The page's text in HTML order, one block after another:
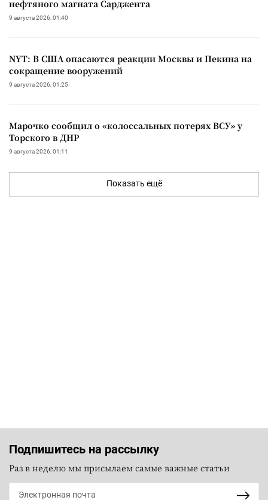
нефтяного магната Сарджента
9 августа 2026, 01:40
NYT: В США опасаются реакции Москвы и Пекина на
сокращение вооружений
9 августа 2026, 01:25
Марочко сообщил о «колоссальных потерях ВСУ» у
Торского в ДНР
9 августа 2026, 01:11
Показать ещё
Подпишитесь на рассылку
Раз в неделю мы присылаем самые важные статьи